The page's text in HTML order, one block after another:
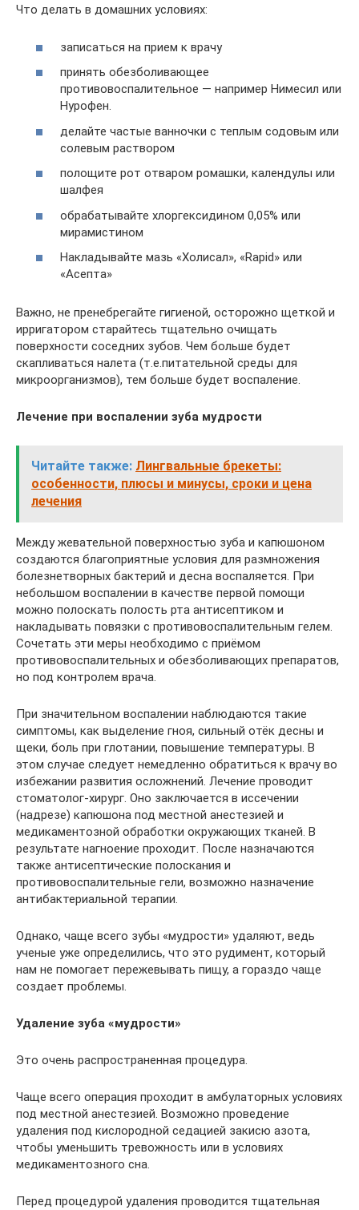
Что делать в домашних условиях:
записаться на прием к врачу
принять обезболивающее
противовоспалительное — например Нимесил или
Нурофен.
делайте частые ванночки с теплым содовым или
солевым раствором
полощите рот отваром ромашки, календулы или
шалфея
обрабатывайте хлоргексидином 0,05% или
мирамистином
Накладывайте мазь «Холисал», «Rapid» или
«Асепта»
Важно, не пренебрегайте гигиеной, осторожно щеткой и
ирригатором старайтесь тщательно очищать
поверхности соседних зубов. Чем больше будет
скапливаться налета (т.е.питательной среды для
микроорганизмов), тем больше будет воспаление.
Лечение при воспалении зуба мудрости
Читайте также: Лингвальные брекеты:
особенности, плюсы и минусы, сроки и цена
лечения
Между жевательной поверхностью зуба и капюшоном
создаются благоприятные условия для размножения
болезнетворных бактерий и десна воспаляется. При
небольшом воспалении в качестве первой помощи
можно полоскать полость рта антисептиком и
накладывать повязки с противовоспалительным гелем.
Сочетать эти меры необходимо с приёмом
противовоспалительных и обезболивающих препаратов,
но под контролем врача.
При значительном воспалении наблюдаются такие
симптомы, как выделение гноя, сильный отёк десны и
щеки, боль при глотании, повышение температуры. В
этом случае следует немедленно обратиться к врачу во
избежании развития осложнений. Лечение проводит
стоматолог-хирург. Оно заключается в иссечении
(надрезе) капюшона под местной анестезией и
медикаментозной обработки окружающих тканей. В
результате нагноение проходит. После назначаются
также антисептические полоскания и
противовоспалительные гели, возможно назначение
антибактериальной терапии.
Однако, чаще всего зубы «мудрости» удаляют, ведь
ученые уже определились, что это рудимент, который
нам не помогает пережевывать пищу, а гораздо чаще
создает проблемы.
Удаление зуба «мудрости»
Это очень распространенная процедура.
Чаще всего операция проходит в амбулаторных условиях
под местной анестезией. Возможно проведение
удаления под кислородной седацией закисю азота,
чтобы уменьшить тревожность или в условиях
медикаментозного сна.
Перед процедурой удаления проводится тщательная